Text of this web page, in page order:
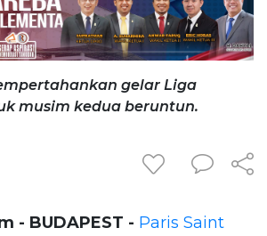
gelar Liga
musim kedua beruntun.
- BUDAPEST - Paris Saint